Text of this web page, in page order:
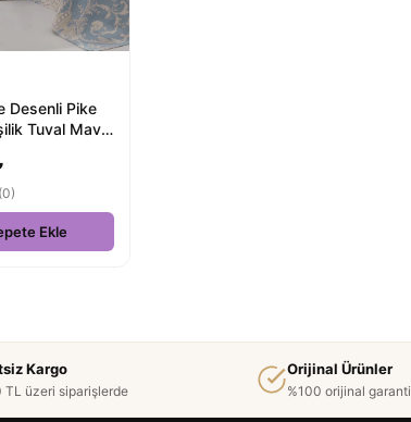
Desenli Pike
Tuval Mavi
(0)
Ekle
Kargo
TL üzeri siparişlerde
Orijinal Ürünler
%100 orijinal garanti